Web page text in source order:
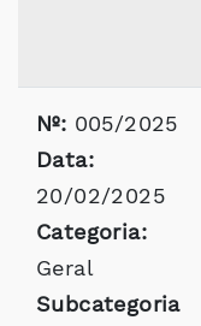
Nº: 005/2025
Data:
20/02/2025
Categoria:
Geral
Subcategoria